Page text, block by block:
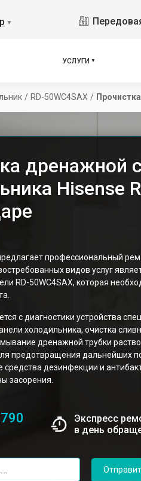
▼
УСЛУГИ
/ RD-50WC4SAX /
дренажной
Hisense
профессиональный
видов услуг
RD-50WC4SAX, которая
с диагностики устройства
холодильника, очистка
дренажной трубки
предотвращения дальнейших
дезинфекции и
засорения.
Экспресс
в день